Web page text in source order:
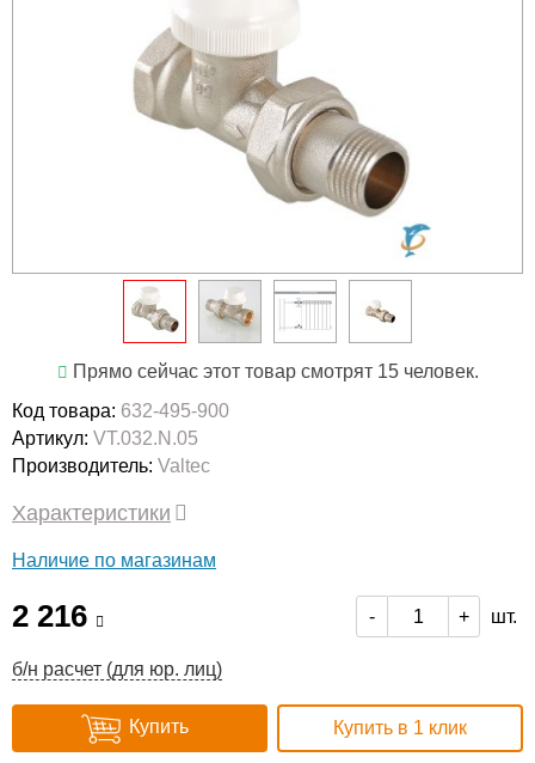
Прямо сейчас этот товар смотрят 15 человек.
Код товара: 632-495-900
Артикул: VT.032.N.05
Производитель: Valtec
Характеристики
Наличие по магазинам
2 216 - + шт.
б/н расчет (для юр. лиц)
Купить Купить в 1 клик